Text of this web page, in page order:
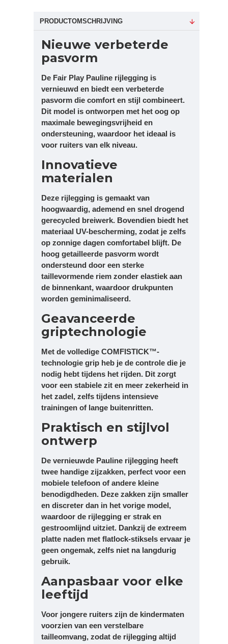
PRODUCTOMSCHRIJVING
Nieuwe verbeterde
pasvorm
De Fair Play Pauline rijlegging is
vernieuwd en biedt een verbeterde
pasvorm die comfort en stijl combineert.
Dit model is ontworpen met het oog op
maximale bewegingsvrijheid en
ondersteuning, waardoor het ideaal is
voor ruiters van elk niveau.
Innovatieve
materialen
Deze rijlegging is gemaakt van
hoogwaardig, ademend en snel drogend
gerecycled breiwerk. Bovendien biedt het
materiaal UV-bescherming, zodat je zelfs
op zonnige dagen comfortabel blijft. De
hoog getailleerde pasvorm wordt
ondersteund door een sterke
taillevormende riem zonder elastiek aan
de binnenkant, waardoor drukpunten
worden geminimaliseerd.
Geavanceerde
griptechnologie
Met de volledige COMFISTICK™-
technologie grip heb je de controle die je
nodig hebt tijdens het rijden. Dit zorgt
voor een stabiele zit en meer zekerheid in
het zadel, zelfs tijdens intensieve
trainingen of lange buitenritten.
Praktisch en stijlvol
ontwerp
De vernieuwde Pauline rijlegging heeft
twee handige zijzakken, perfect voor een
mobiele telefoon of andere kleine
benodigdheden. Deze zakken zijn smaller
en discreter dan in het vorige model,
waardoor de rijlegging er strak en
gestroomlijnd uitziet. Dankzij de extreem
platte naden met flatlock-stiksels ervaar je
geen ongemak, zelfs niet na langdurig
gebruik.
Aanpasbaar voor elke
leeftijd
Voor jongere ruiters zijn de kindermaten
voorzien van een verstelbare
tailleomvang, zodat de rijlegging altijd